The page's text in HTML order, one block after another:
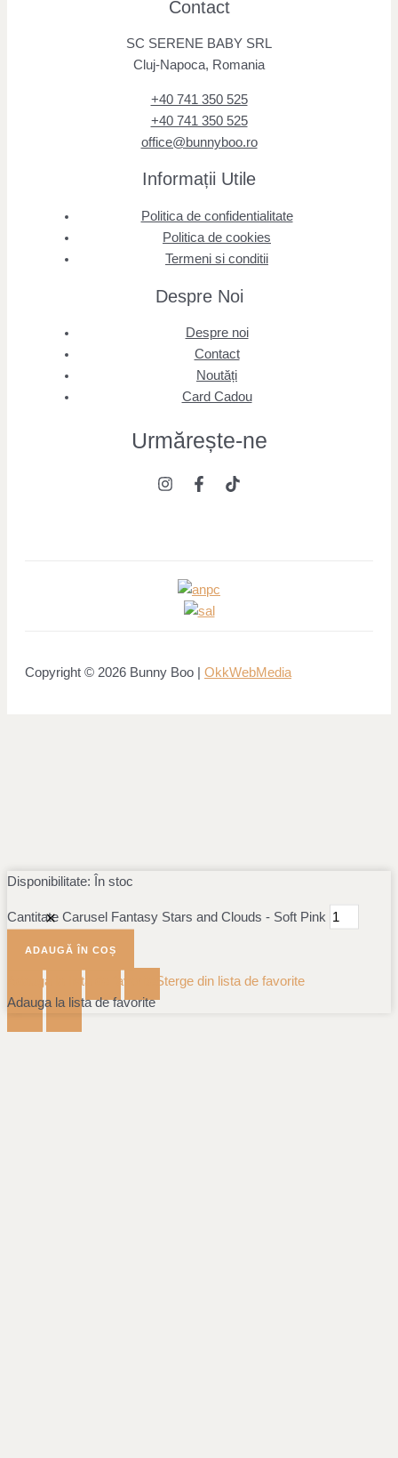
Contact
SC SERENE BABY SRL
Cluj-Napoca, Romania
+40 741 350 525
+40 741 350 525
office@bunnyboo.ro
Informații Utile
Politica de confidentialitate
Politica de cookies
Termeni si conditii
Despre Noi
Despre noi
Contact
Noutăți
Card Cadou
Urmărește-ne
Copyright © 2026 Bunny Boo | OkkWebMedia
Disponibilitate: În stoc
Cantitate Carusel Fantasy Stars and Clouds - Soft Pink
ADAUGĂ ÎN COȘ
Adauga la lista de favorite
Sterge din lista de favorite
Adauga la lista de favorite